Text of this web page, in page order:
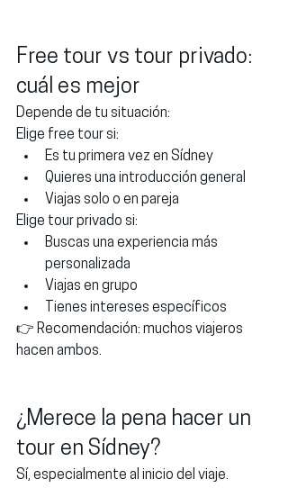
Free tour vs tour privado:
cuál es mejor
Depende de tu situación:
Elige free tour si:
Es tu primera vez en Sídney
Quieres una introducción general
Viajas solo o en pareja
Elige tour privado si:
Buscas una experiencia más
personalizada
Viajas en grupo
Tienes intereses específicos
👉 Recomendación: muchos viajeros
hacen ambos.
¿Merece la pena hacer un
tour en Sídney?
Sí, especialmente al inicio del viaje.